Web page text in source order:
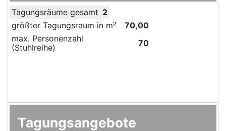
Tagungsräume gesamt 2
größter Tagungsraum in m²
70,00
max. Personenzahl
(Stuhlreihe)
70
Tagungsangebote